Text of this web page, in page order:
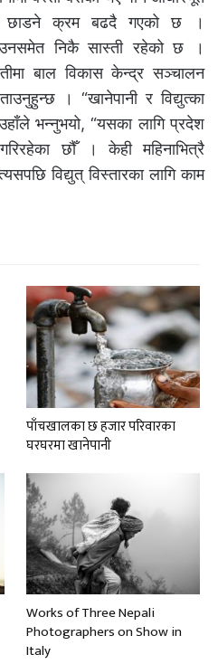
छाडने क्रम बढदै गएको छ ।
निकै सास्ती रहेको छ ।
बाल विकास केन्द्र सञ्चालन
। “खानेपानी र विद्युत्का
भन्नुभयो, “यसका लागि प्रदेश
छौँ । केही महिनाभित्रै
विद्युत् विस्तारका लागि काम
पाँचखालका छ हजार परिवारका
घरघरमा खानेपानी
Works of Three Nepali
Photographers on Show in
Italy